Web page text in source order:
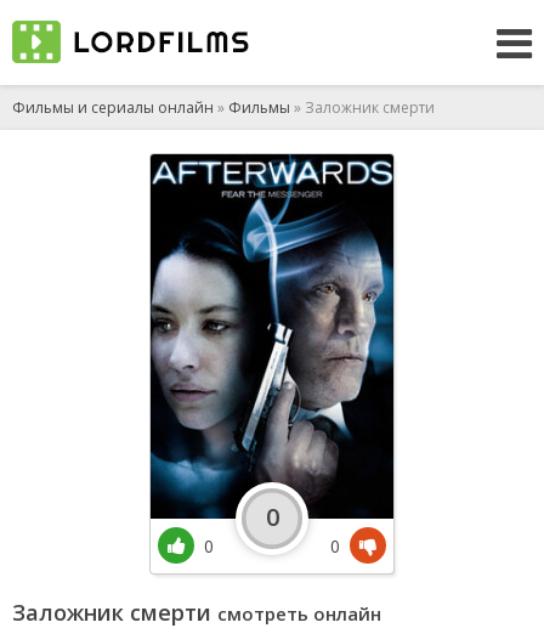
Фильмы и сериалы онлайн » Фильмы » Заложник смерти
Заложник смерти смотреть онлайн
0
0
0